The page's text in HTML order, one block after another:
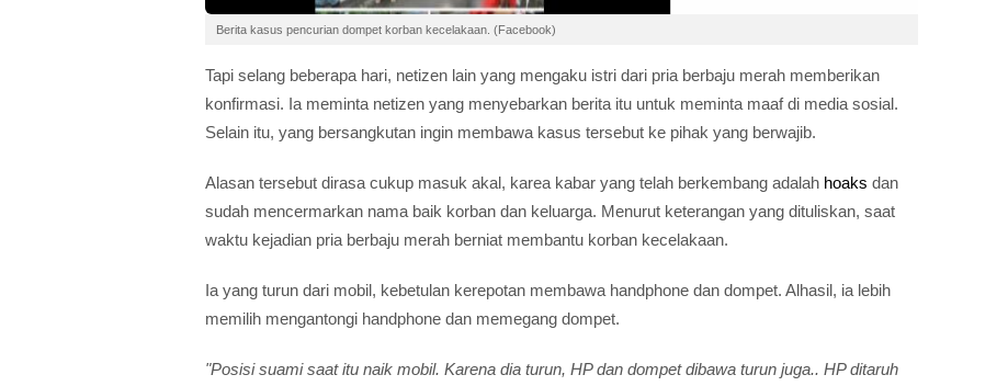
Berita kasus pencurian dompet korban kecelakaan. (Facebook)
Tapi selang beberapa hari, netizen lain yang mengaku istri dari pria berbaju merah memberikan
konfirmasi. Ia meminta netizen yang menyebarkan berita itu untuk meminta maaf di media sosial.
Selain itu, yang bersangkutan ingin membawa kasus tersebut ke pihak yang berwajib.
Alasan tersebut dirasa cukup masuk akal, karea kabar yang telah berkembang adalah hoaks dan
sudah mencermarkan nama baik korban dan keluarga. Menurut keterangan yang dituliskan, saat
waktu kejadian pria berbaju merah berniat membantu korban kecelakaan.
Ia yang turun dari mobil, kebetulan kerepotan membawa handphone dan dompet. Alhasil, ia lebih
memilih mengantongi handphone dan memegang dompet.
"Posisi suami saat itu naik mobil. Karena dia turun, HP dan dompet dibawa turun juga.. HP ditaruh